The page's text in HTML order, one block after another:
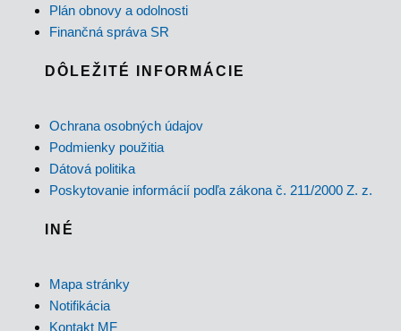
Plán obnovy a odolnosti
Finančná správa SR
DÔLEŽITÉ INFORMÁCIE
Ochrana osobných údajov
Podmienky použitia
Dátová politika
Poskytovanie informácií podľa zákona č. 211/2000 Z. z.
INÉ
Mapa stránky
Notifikácia
Kontakt MF